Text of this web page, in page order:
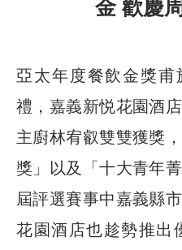
金 歡慶
亞太年度餐飲金獎甫
禮，嘉義新悦花園酒
主廚林宥叡雙雙獲獎
獎」以及「十大青年
屆評選賽事中嘉義縣
花園酒店也趁勢推出